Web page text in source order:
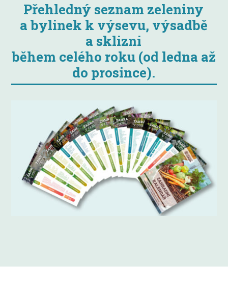
Přehledný seznam zeleniny
a bylinek k výsevu, výsadbě
a sklizni
během celého roku (od ledna až
do prosince).